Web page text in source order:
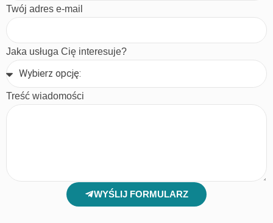
Twój adres e-mail
Jaka usługa Cię interesuje?
Treść wiadomości
WYŚLIJ FORMULARZ